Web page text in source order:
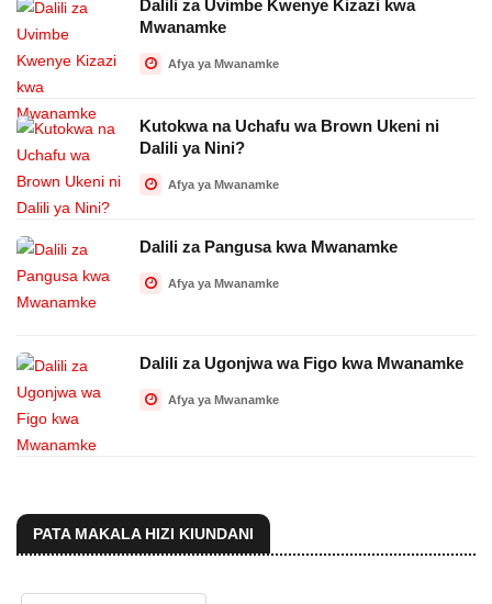
Dalili za Uvimbe Kwenye Kizazi kwa
Mwanamke
Afya ya Mwanamke
Kutokwa na Uchafu wa Brown Ukeni ni
Dalili ya Nini?
Afya ya Mwanamke
Dalili za Pangusa kwa Mwanamke
Afya ya Mwanamke
Dalili za Ugonjwa wa Figo kwa Mwanamke
Afya ya Mwanamke
PATA MAKALA HIZI KIUNDANI